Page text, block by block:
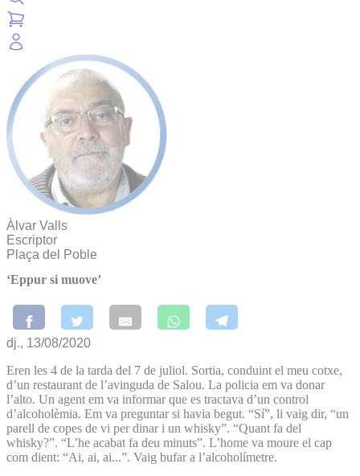
Àlvar Valls
Escriptor
Plaça del Poble
‘Eppur si muove’
dj., 13/08/2020
Eren les 4 de la tarda del 7 de juliol. Sortia, conduint el meu cotxe,
d’un restaurant de l’avinguda de Salou. La policia em va donar
l’alto. Un agent em va informar que es tractava d’un control
d’alcoholèmia. Em va preguntar si havia begut. “Sí”, li vaig dir, “un
parell de copes de vi per dinar i un whisky”. “Quant fa del
whisky?”. “L’he acabat fa deu minuts”. L’home va moure el cap
com dient: “Ai, ai, ai...”. Vaig bufar a l’alcoholímetre.